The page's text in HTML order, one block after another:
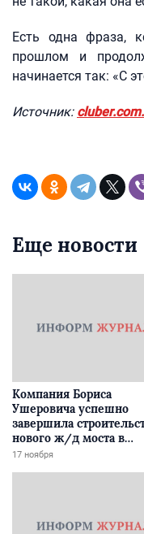
Есть одна фраза,
прошлом и
начинается так: «С
Источник:
Еще новости
Компания Бориса
Ушеровича успешно
завершила
нового ж/д моста в
Забайкалье
17 ноября